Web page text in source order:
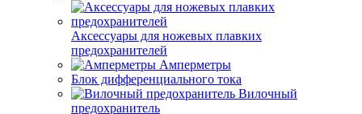
Аксессуары для ножевых плавких
предохранителей
Амперметры
Блок дифференциального тока
Вилочный
предохранитель